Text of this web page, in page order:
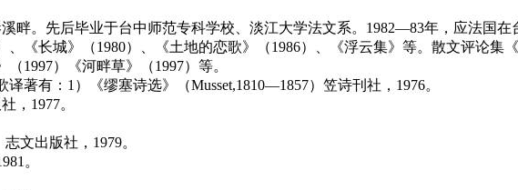
畔。先后毕业于台中师范专科学校、淡江大学法文系。1982—83年，应法国在
《长城》（1980）、《土地的恋歌》（1986）、《浮云集》等。散文评论集
1997）《河畔草》（1997）等。
著有：1）《缪塞诗选》（Musset,1810—1857）笠诗刊社，1976。
，1977。
文出版社，1979。
。